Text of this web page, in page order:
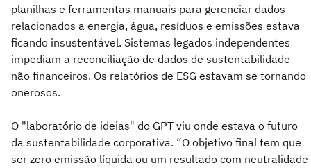
planilhas e ferramentas manuais para gerenciar dados
relacionados a energia, água, resíduos e emissões estava
ficando insustentável. Sistemas legados independentes
impediam a reconciliação de dados de sustentabilidade
não financeiros. Os relatórios de ESG estavam se tornando
onerosos.
O "laboratório de ideias" do GPT viu onde estava o futuro
da sustentabilidade corporativa. “O objetivo final tem que
ser zero emissão líquida ou um resultado com neutralidade